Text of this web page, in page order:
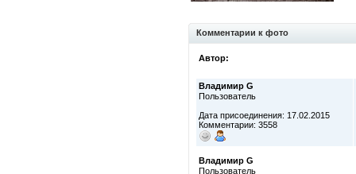
Комментарии к фото
Автор:
Владимир G
Пользователь
Дата присоединения: 17.02.2015
Комментарии: 3558
Владимир G
Пользователь